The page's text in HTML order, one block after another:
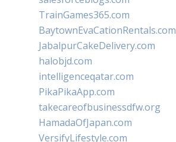
TrainGames365.com
BaytownEvaCationRentals.com
JabalpurCakeDelivery.com
halobjd.com
intelligenceqatar.com
PikaPikaApp.com
takecareofbusinessdfw.org
HamadaOfJapan.com
VersifyLifestyle.com